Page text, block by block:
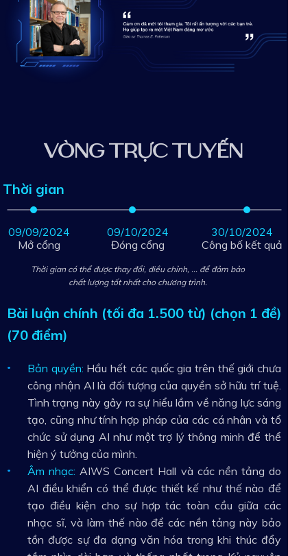
VÒNG TRỰC TUYẾN
Thời gian
09/09/2024
Mở cổng
Thời gian có thể được thay đổi, điều chỉnh, ... để đảm bảo
chất lượng tốt nhất cho chương trình.
09/10/2024
Đóng cổng
30/10/2024
Công bố kết quả
Bản quyền: Hầu hết các quốc gia trên thế giới chưa
công nhận AI là đối tượng của quyền sở hữu trí tuệ.
Tình trạng này gây ra sự hiểu lầm về năng lực sáng
tạo, cũng như tính hợp pháp của các cá nhân và tổ
chức sử dụng AI như một trợ lý thông minh để thể
hiện ý tưởng của mình.
Âm nhạc: AIWS Concert Hall và các nền tảng do
AI điều khiển có thể được thiết kế như thế nào để
tạo điều kiện cho sự hợp tác toàn cầu giữa các
nhạc sĩ, và làm thế nào để các nền tảng này bảo
tồn được sự đa dạng văn hóa trong khi thúc đẩy
Bài luận chính (tối đa 1.500 từ) (chọn 1 đề)
(70 điểm)